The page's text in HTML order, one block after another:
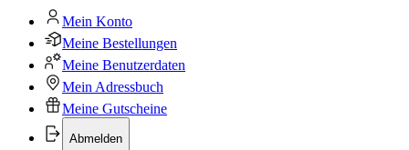
Mein Konto
Meine Bestellungen
Meine Benutzerdaten
Mein Adressbuch
Meine Gutscheine
Abmelden